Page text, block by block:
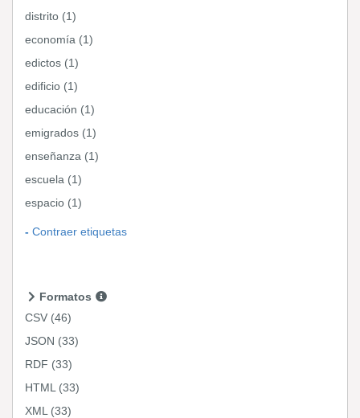
distrito (1)
economía (1)
edictos (1)
edificio (1)
educación (1)
emigrados (1)
enseñanza (1)
escuela (1)
espacio (1)
Contraer etiquetas
Formatos
CSV (46)
JSON (33)
RDF (33)
HTML (33)
XML (33)